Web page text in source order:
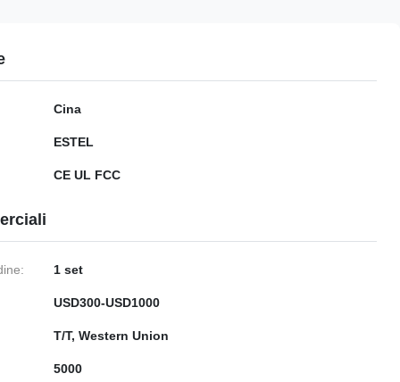
Cina
ESTEL
CE UL FCC
1 set
USD300-USD1000
T/T, Western Union
5000